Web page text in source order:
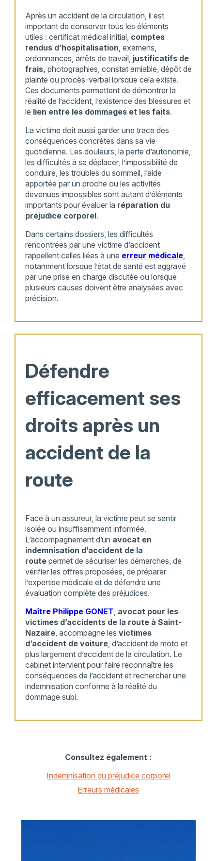
Après un accident de la circulation, il est
important de conserver tous les éléments
utiles : certificat médical initial, comptes
rendus d’hospitalisation, examens,
ordonnances, arrêts de travail, justificatifs de
frais, photographies, constat amiable, dépôt de
plainte ou procès-verbal lorsque cela existe.
Ces documents permettent de démontrer la
réalité de l’accident, l’existence des blessures et
le lien entre les dommages et les faits.
La victime doit aussi garder une trace des
conséquences concrètes dans sa vie
quotidienne. Les douleurs, la perte d’autonomie,
les difficultés à se déplacer, l’impossibilité de
conduire, les troubles du sommeil, l’aide
apportée par un proche ou les activités
devenues impossibles sont autant d’éléments
importants pour évaluer la réparation du
préjudice corporel.
Dans certains dossiers, les difficultés
rencontrées par une victime d’accident
rappellent celles liées à une erreur médicale,
notamment lorsque l’état de santé est aggravé
par une prise en charge discutée ou lorsque
plusieurs causes doivent être analysées avec
précision.
Défendre
efficacement ses
droits après un
accident de la
route
Face à un assureur, la victime peut se sentir
isolée ou insuffisamment informée.
L’accompagnement d’un avocat en
indemnisation d’accident de la
route permet de sécuriser les démarches, de
vérifier les offres proposées, de préparer
l’expertise médicale et de défendre une
évaluation complète des préjudices.
Maître Philippe GONET avocat pour les
victimes d’accidents de la route à Saint-
Nazaire, accompagne les victimes
d’accident de voiture, d’accident de moto et
plus largement d’accident de la circulation. Le
cabinet intervient pour faire reconnaître les
conséquences de l’accident et rechercher une
indemnisation conforme à la réalité du
dommage subi.
Consultez également :
Indemnisation du préjudice corporel
Erreurs médicales